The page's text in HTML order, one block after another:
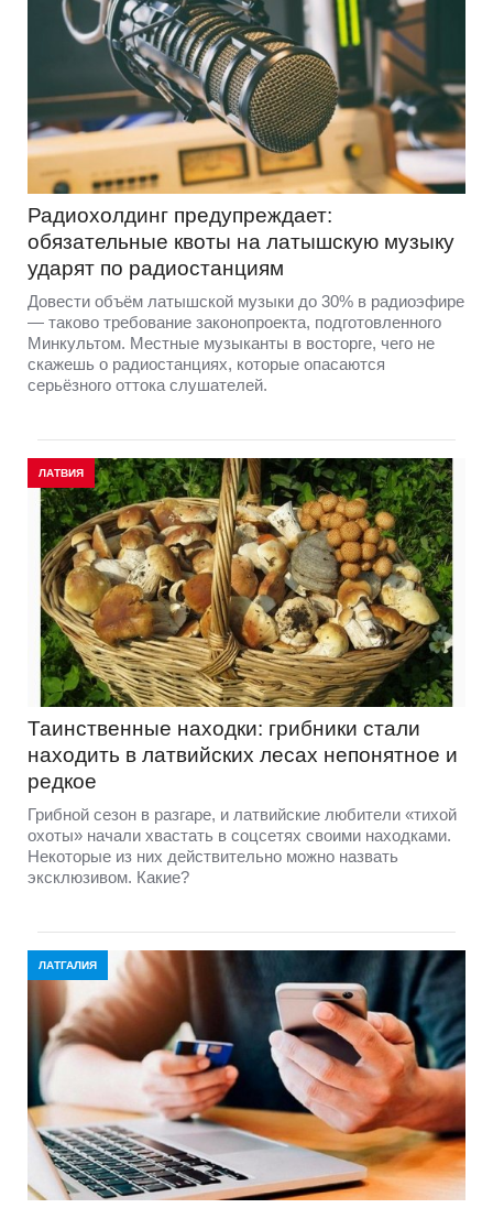
Радиохолдинг предупреждает:
обязательные квоты на латышскую музыку
ударят по радиостанциям
Довести объём латышской музыки до 30% в радиоэфире
— таково требование законопроекта, подготовленного
Минкультом. Местные музыканты в восторге, чего не
скажешь о радиостанциях, которые опасаются
серьёзного оттока слушателей.
ЛАТВИЯ
Таинственные находки: грибники стали
находить в латвийских лесах непонятное и
редкое
Грибной сезон в разгаре, и латвийские любители «тихой
охоты» начали хвастать в соцсетях своими находками.
Некоторые из них действительно можно назвать
эксклюзивом. Какие?
ЛАТГАЛИЯ